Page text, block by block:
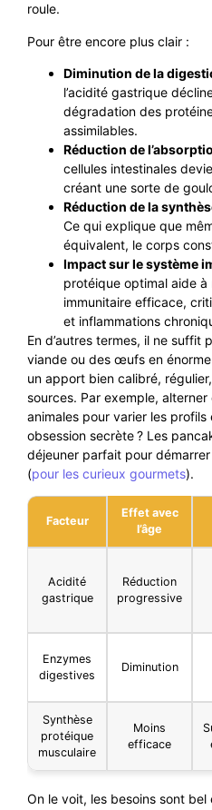
roule.
Pour être encore plus clair :
Diminution de la
l’acidité gastrique
dégradation des
assimilables.
Réduction de
cellules intestinales
créant une sorte de
Réduction de la
Ce qui explique que
équivalent, le corps
Impact sur le système
protéique optimal aide
immunitaire efficace,
et inflammations
En d’autres termes, il ne suffit
viande ou des œufs en
un apport bien calibré,
sources. Par exemple,
animales pour varier les profils
obsession secrète ? Les
déjeuner parfait pour
(pour les curieux gourmets).
Facteur
Effet avec
l’âge
Acidité
gastrique
Réduction
progressive
Enzymes
digestives
Diminution
Synthèse
protéique
musculaire
Moins
efficace
On le voit, les besoins sont